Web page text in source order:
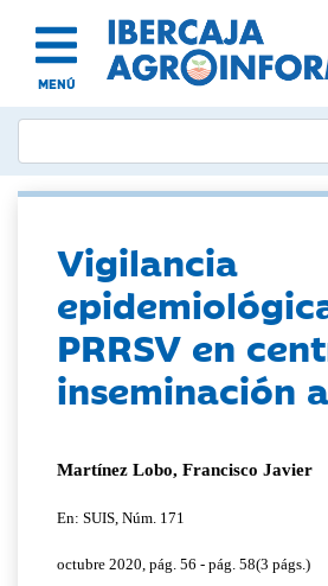
MENÚ
Vigilancia
PRRSV en
inseminación
Martínez Lobo, Francisco Javier
En: SUIS, Núm. 171
octubre 2020, pág. 56 - pág. 58(3 págs.)